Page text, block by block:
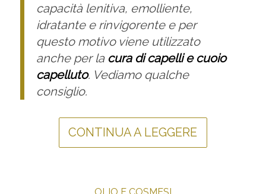
capacità lenitiva, emolliente,
idratante e rinvigorente e per
questo motivo viene utilizzato
anche per la cura di capelli e cuoio
capelluto. Vediamo qualche
consiglio.
CONTINUA A LEGGERE